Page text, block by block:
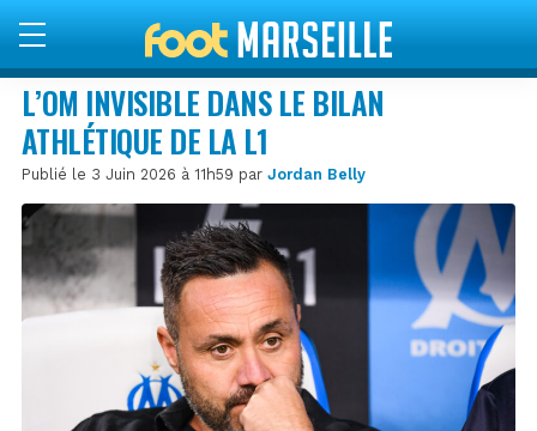
L’OM INVISIBLE DANS LE BILAN
ATHLÉTIQUE DE LA L1
Publié le 3 Juin 2026 à 11h59 par Jordan Belly